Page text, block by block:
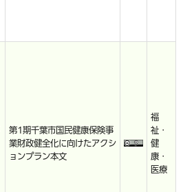
第1期千葉市国民健康保険事
業財政健全化に向けたアクシ
ョンプラン本文
福
祉・
健
康・
医療